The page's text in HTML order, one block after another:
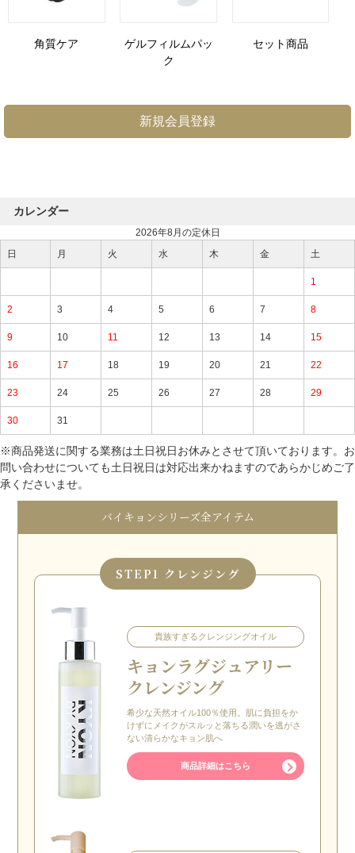
角質ケア
ゲルフィルムパッ
ク
セット商品
新規会員登録
カレンダー
2026年8月の定休日
日
月 火 水 木 金 土
1
2 3 4 5 6 7 8
9 10 11 12 13 14 15
16 17 18 19 20 21 22
23 24 25 26 27 28 29
30 31
※商品発送に関する業務は土日祝日お休みとさせて頂いております。お
問い合わせについても土日祝日は対応出来かねますのであらかじめご了
承くださいませ。
バイキョンシリーズ全アイテム
STEP1 クレンジング
貴族すぎるクレンジングオイル
キョンラグジュアリー
クレンジング
希少な天然オイル100％使用。肌に負担をか
けずにメイクがスルッと落ちる潤いを逃がさ
ない清らかなキョン肌へ
商品詳細はこちら